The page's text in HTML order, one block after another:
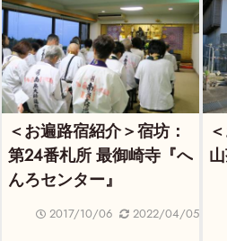
＜お遍路宿紹介＞宿坊：
第24番札所 最御崎寺『へ
んろセンター』
2017/10/06 2022/04/05